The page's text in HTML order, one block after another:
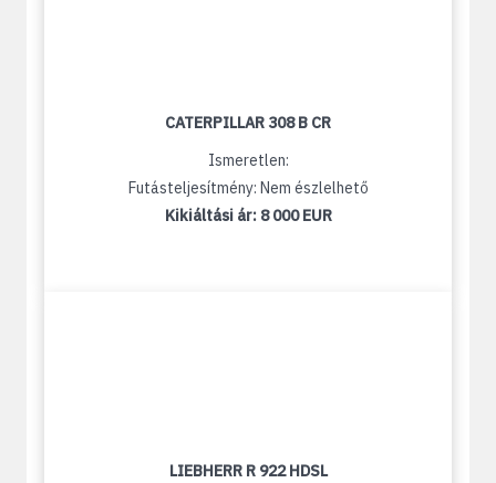
CATERPILLAR 308 B CR
Ismeretlen:
Futásteljesítmény: Nem észlelhető
Kikiáltási ár: 8 000 EUR
LIEBHERR R 922 HDSL